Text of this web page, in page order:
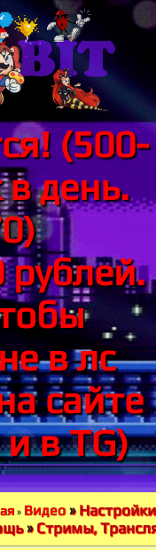
(500-
день.
в лс
сайте
и в TG)
» Видео »
»Стримы,